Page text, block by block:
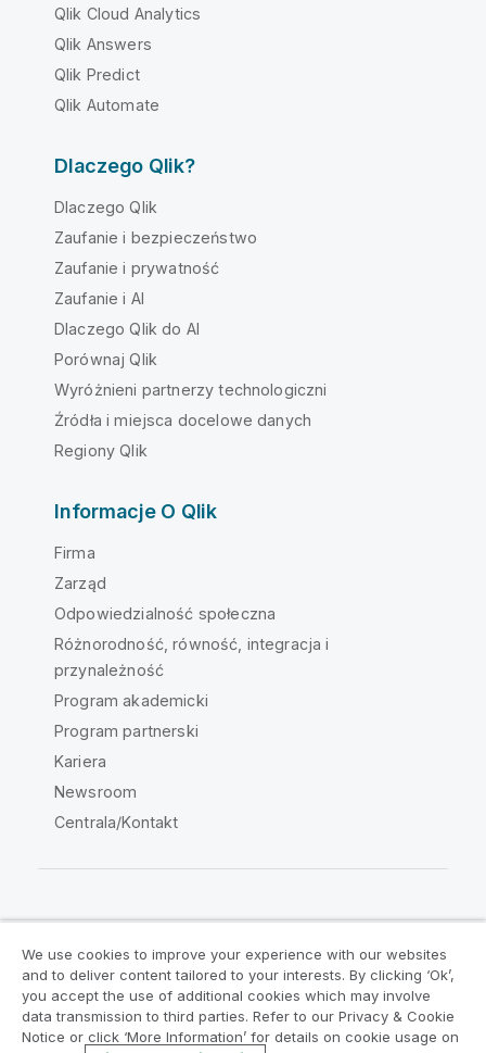
Qlik Cloud Analytics
Qlik Answers
Qlik Predict
Qlik Automate
Dlaczego Qlik?
Dlaczego Qlik
Zaufanie i bezpieczeństwo
Zaufanie i prywatność
Zaufanie i AI
Dlaczego Qlik do AI
Porównaj Qlik
Wyróżnieni partnerzy technologiczni
Źródła i miejsca docelowe danych
Regiony Qlik
Informacje O Qlik
Firma
Zarząd
Odpowiedzialność społeczna
Różnorodność, równość, integracja i
przynależność
Program akademicki
Program partnerski
Kariera
Newsroom
Centrala/Kontakt
Umowy prawne
Warunki produktu
Legal Policies
Legal Policies
We use cookies to improve your experience with our websites
and to deliver content tailored to your interests. By clicking ‘Ok’,
you accept the use of additional cookies which may involve
data transmission to third parties. Refer to our Privacy & Cookie
Notice or click ‘More Information’ for details on cookie usage on